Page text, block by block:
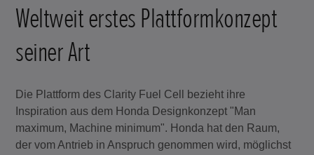
Weltweit erstes Plattformkonzept
seiner Art
Die Plattform des Clarity Fuel Cell bezieht ihre
Inspiration aus dem Honda Designkonzept "Man
maximum, Machine minimum". Honda hat den Raum,
der vom Antrieb in Anspruch genommen wird, möglichst